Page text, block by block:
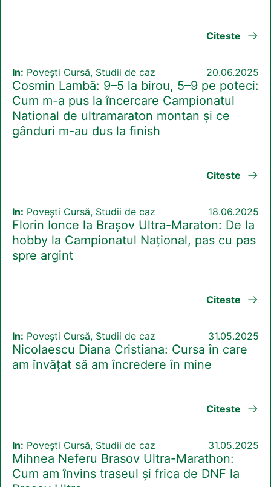
Citeste
In: Povești Cursă, Studii de caz 20.06.2025
Cosmin Lambă: 9–5 la birou, 5–9 pe poteci:
Cum m-a pus la încercare Campionatul
National de ultramaraton montan și ce
gânduri m-au dus la finish
Citeste
In: Povești Cursă, Studii de caz 18.06.2025
Florin Ionce la Brașov Ultra-Maraton: De la
hobby la Campionatul Național, pas cu pas
spre argint
Citeste
In: Povești Cursă, Studii de caz 31.05.2025
Nicolaescu Diana Cristiana: Cursa în care
am învățat să am încredere în mine
Citeste
In: Povești Cursă, Studii de caz 31.05.2025
Mihnea Neferu Brasov Ultra-Marathon:
Cum am învins traseul și frica de DNF la